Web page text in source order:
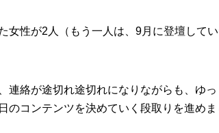
女性が2人（もう一人は、9月に登壇して
連絡が途切れ途切れになりながらも、ゆ
のコンテンツを決めていく段取りを進めま